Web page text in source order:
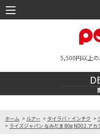
5,500円以上
ホーム > ルアー > タイラバ・インチク >
> ライズジャパン なみだま 80g ND02.アカ